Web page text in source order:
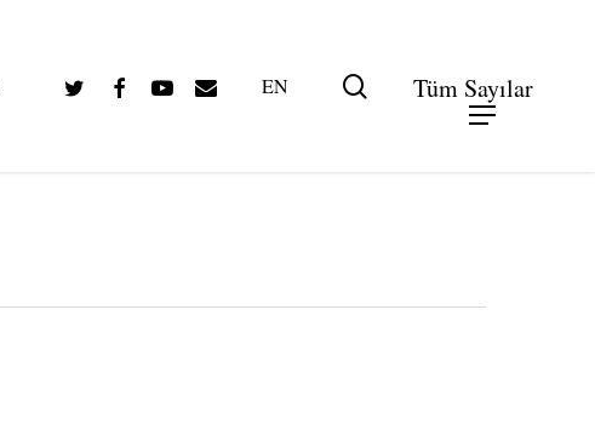
TwitterFacebookYoutube
Email EN searchTüm Sayılar